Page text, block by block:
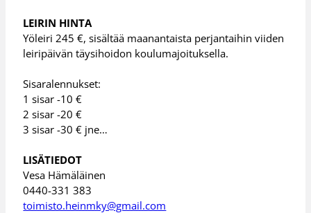
LEIRIN HINTA
Yöleiri 245 €, sisältää maanantaista perjantaihin viiden
leiripäivän täysihoidon koulumajoituksella.
Sisaralennukset:
1 sisar -10 €
2 sisar -20 €
3 sisar -30 € jne…
LISÄTIEDOT
Vesa Hämäläinen
0440-331 383
toimisto.heinmky@gmail.com